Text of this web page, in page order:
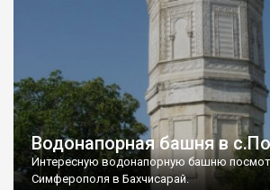
Водонапорная башня в
Интересную водонапорную башню
Симферополя в Бахчисарай.